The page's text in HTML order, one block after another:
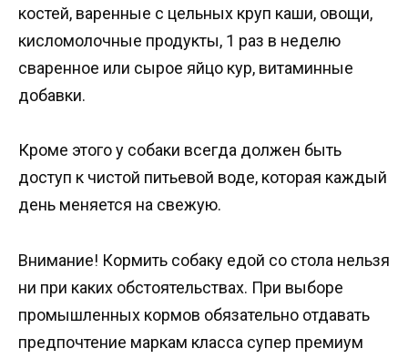
костей, варенные с цельных круп каши, овощи,
кисломолочные продукты, 1 раз в неделю
сваренное или сырое яйцо кур, витаминные
добавки.
Кроме этого у собаки всегда должен быть
доступ к чистой питьевой воде, которая каждый
день меняется на свежую.
Внимание! Кормить собаку едой со стола нельзя
ни при каких обстоятельствах. При выборе
промышленных кормов обязательно отдавать
предпочтение маркам класса супер премиум